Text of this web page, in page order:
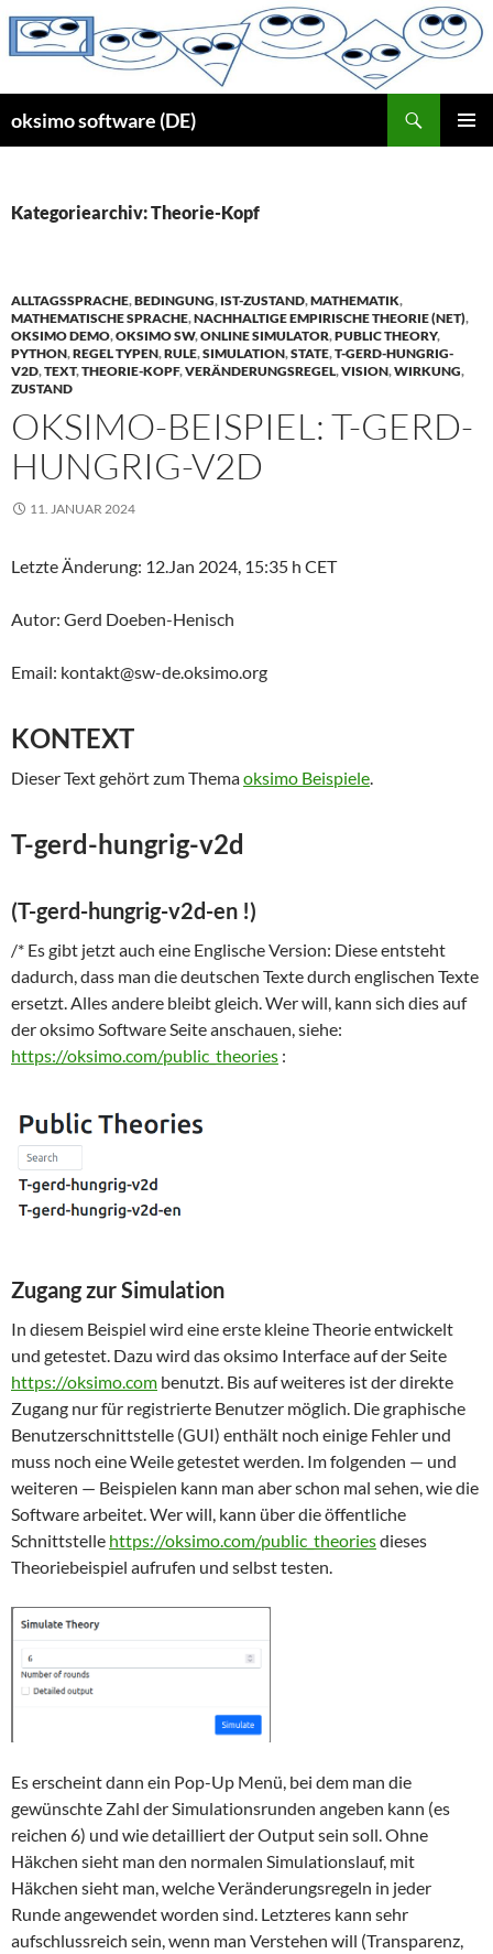
Zum
Inhalt
oksimo software (DE)
Kategoriearchiv: Theorie-Kopf
ALLTAGSSPRACHE,BEDINGUNG, IST-ZUSTAND,MATHEMATIK,
MATHEMATISCHE SPRACHE,NACHHALTIGE EMPIRISCHE THEORIE (NET),
OKSIMO DEMO,OKSIMO SW,ONLINE SIMULATOR,PUBLIC THEORY,
PYTHON,REGEL TYPEN,RULE,SIMULATION,STATE,T-GERD-HUNGRIG-
V2D,TEXT,THEORIE-KOPF,VERÄNDERUNGSREGEL,VISION,WIRKUNG,
ZUSTAND
OKSIMO-BEISPIEL: T-GERD-
HUNGRIG-V2D
11. JANUAR 2024
Letzte Änderung: 12.Jan 2024, 15:35 h CET
Autor: Gerd Doeben-Henisch
Email: kontakt@sw-de.oksimo.org
KONTEXT
Dieser Text gehört zum Themaoksimo Beispiele.
T-gerd-hungrig-v2d
(T-gerd-hungrig-v2d-en !)
/* Es gibt jetzt auch eine Englische Version: Diese entsteht
dadurch, dass man die deutschen Texte durch englischen Texte
ersetzt. Alles andere bleibt gleich. Wer will, kann sich dies auf
der oksimo Software Seite anschauen, siehe:
https://oksimo.com/public_theories :
Zugang zur Simulation
In diesem Beispiel wird eine erste kleine Theorie entwickelt
und getestet. Dazu wird das oksimo Interface auf der Seite
https://oksimo.com benutzt. Bis auf weiteres ist der direkte
Zugang nur für registrierte Benutzer möglich. Die graphische
Benutzerschnittstelle (GUI) enthält noch einige Fehler und
muss noch eine Weile getestet werden. Im folgenden — und
weiteren — Beispielen kann man aber schon mal sehen, wie die
Software arbeitet. Wer will, kann über die öffentliche
Schnittstelle https://oksimo.com/public_theoriesdieses
Theoriebeispiel aufrufen und selbst testen.
Es erscheint dann ein Pop-Up Menü, bei dem man die
gewünschte Zahl der Simulationsrunden angeben kann (es
reichen 6) und wie detailliert der Output sein soll. Ohne
Häkchen sieht man den normalen Simulationslauf, mit
Häkchen sieht man, welche Veränderungsregeln in jeder
Runde angewendet worden sind. Letzteres kann sehr
aufschlussreich sein, wenn man Verstehen will (Transparenz,